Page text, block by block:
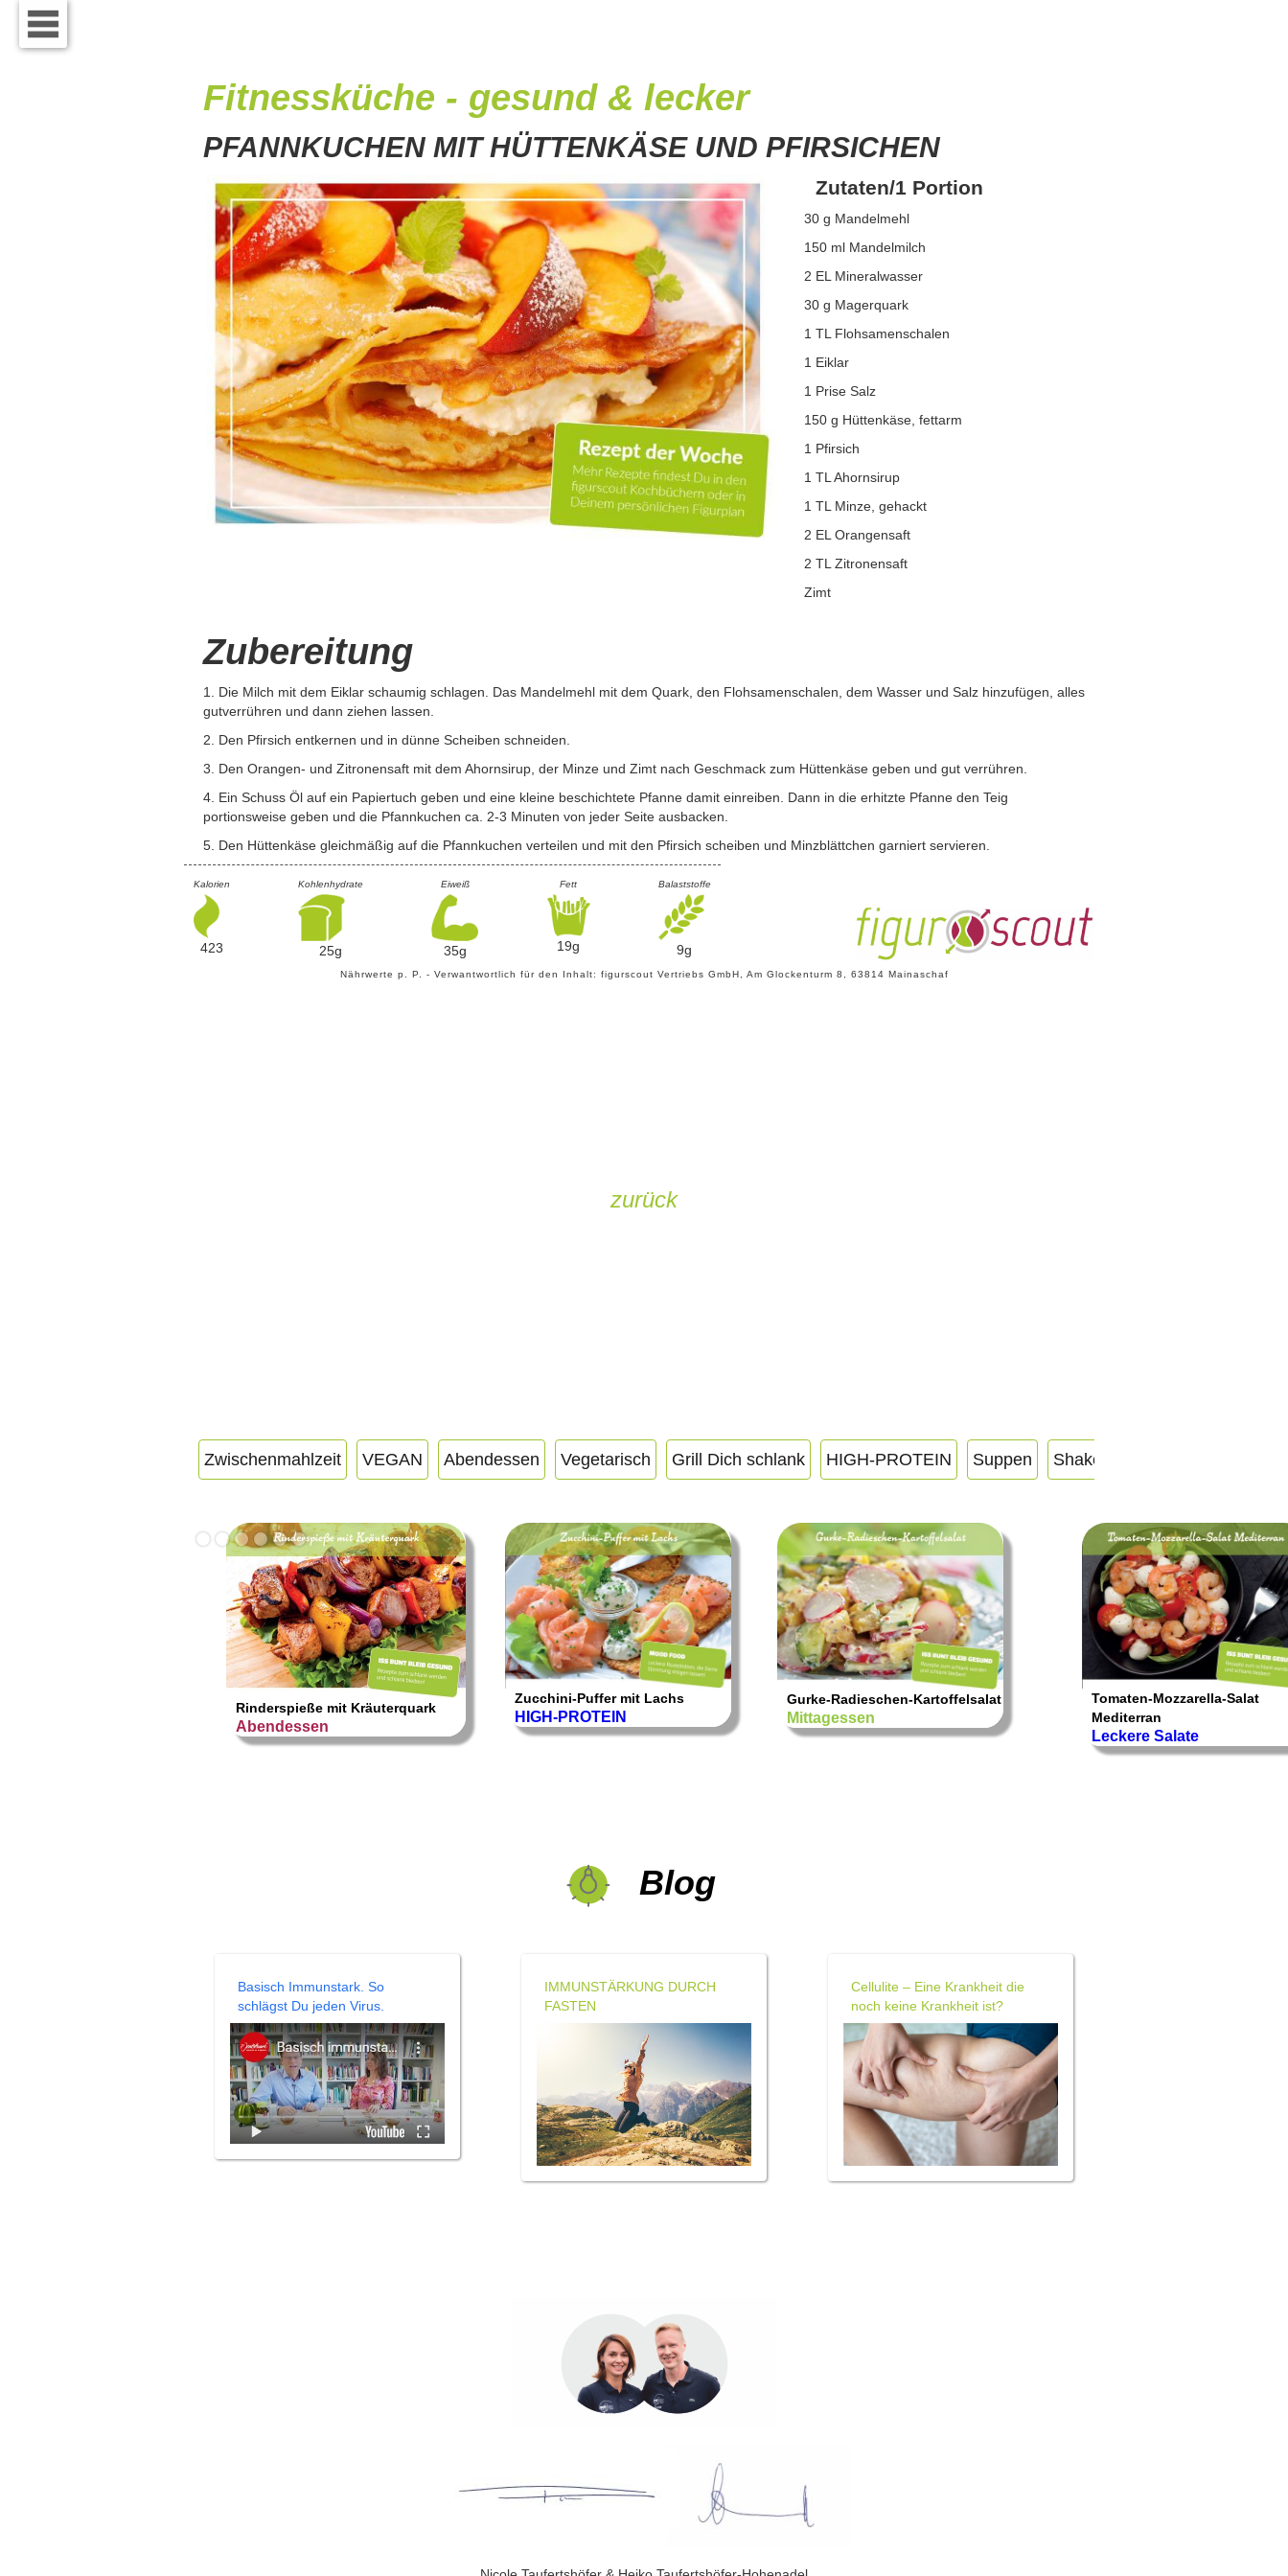
Fitnessküche - gesund & lecker
PFANNKUCHEN MIT HÜTTENKÄSE UND PFIRSICHEN
Zutaten/1 Portion
30 g Mandelmehl
150 ml Mandelmilch
2 EL Mineralwasser
30 g Magerquark
1 TL Flohsamenschalen
1 Eiklar
1 Prise Salz
150 g Hüttenkäse, fettarm
1 Pfirsich
1 TL Ahornsirup
1 TL Minze, gehackt
2 EL Orangensaft
2 TL Zitronensaft
Zimt
Zubereitung
1. Die Milch mit dem Eiklar schaumig schlagen. Das Mandelmehl mit dem Quark, den Flohsamenschalen, dem Wasser und Salz hinzufügen, alles
gutverrühren und dann ziehen lassen.
2. Den Pfirsich entkernen und in dünne Scheiben schneiden.
3. Den Orangen- und Zitronensaft mit dem Ahornsirup, der Minze und Zimt nach Geschmack zum Hüttenkäse geben und gut verrühren.
4. Ein Schuss Öl auf ein Papiertuch geben und eine kleine beschichtete Pfanne damit einreiben. Dann in die erhitzte Pfanne den Teig
portionsweise geben und die Pfannkuchen ca. 2-3 Minuten von jeder Seite ausbacken.
5. Den Hüttenkäse gleichmäßig auf die Pfannkuchen verteilen und mit den Pfirsich scheiben und Minzblättchen garniert servieren.
Kalorien
423
Kohlenhydrate
25g
Eiweiß
35g
Fett
19g
Balaststoffe
9g
Nährwerte p. P. - Verwantwortlich für den Inhalt: figurscout Vertriebs GmbH, Am Glockenturm 8, 63814 Mainaschaf
zurück
Zwischenmahlzeit VEGAN Abendessen Vegetarisch Grill Dich schlank HIGH-PROTEIN Suppen Shakes
Rinderspieße mit Kräuterquark
Abendessen
Zucchini-Puffer mit Lachs
HIGH-PROTEIN
Gurke-Radieschen-Kartoffelsalat
Mittagessen
Tomaten-Mozzarella-Salat
Mediterran
Leckere Salate
Blog
Basisch Immunstark. So
schlägst Du jeden Virus.
IMMUNSTÄRKUNG DURCH
FASTEN
Cellulite – Eine Krankheit die
noch keine Krankheit ist?